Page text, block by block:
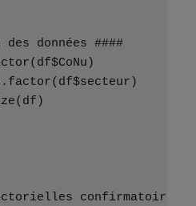
données ####
confirmatoires